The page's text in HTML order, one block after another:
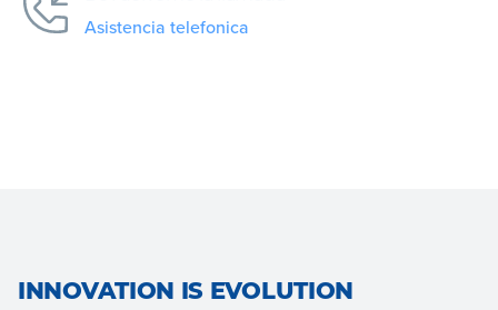
Asistencia telefonica
INNOVATION IS EVOLUTION